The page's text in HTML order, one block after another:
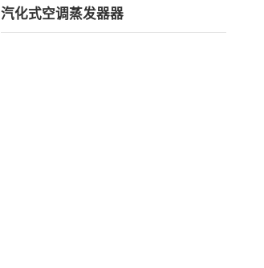
汽化式空调蒸发器器